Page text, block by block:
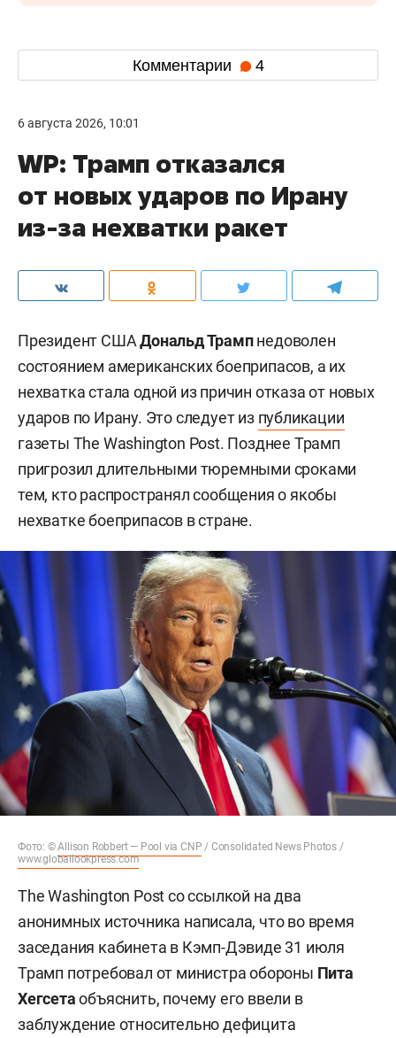
Комментарии 4
6 августа 2026, 10:01
WP: Трамп отказался
от новых ударов по Ирану
из-за нехватки ракет
Президент СШАДональд Трампнедоволен
состоянием американских боеприпасов, а их
нехватка стала одной из причин отказа от новых
ударов по Ирану. Это следует из публикации
газеты The Washington Post. Позднее Трамп
пригрозил длительными тюремными сроками
тем, кто распространял сообщения о якобы
нехватке боеприпасов в стране.
Фото: ©Allison Robbert — Pool via CNP / Consolidated News Photos /
www.globallookpress.com
The Washington Post со ссылкой на два
анонимных источника написала, что во время
заседания кабинета в Кэмп-Дэвиде 31 июля
Трамп потребовал от министра обороны Пита
Хегсетаобъяснить, почему его ввели в
заблуждение относительно дефицита